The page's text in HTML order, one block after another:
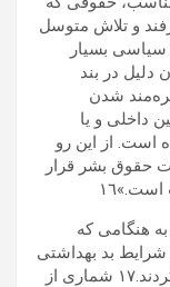
و تلاش متوسل
سياسى بسيار
دليل در بند
شدن
داخلى و يا
است. از اين رو
حقوق بشر قرار
تيرماه ٦٦ است. به هنگامى كه
بد بهداشتى
و اعمال شكنجه‌‌هاى مختلف» اعتصاب غذا كردند.۱۷ شمارى از